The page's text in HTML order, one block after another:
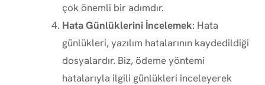
çok önemli bir adımdır.
Hata Günlüklerini İncelemek: Hata
günlükleri, yazılım hatalarının kaydedildiği
dosyalardır. Biz, ödeme yöntemi
hatalarıyla ilgili günlükleri inceleyerek